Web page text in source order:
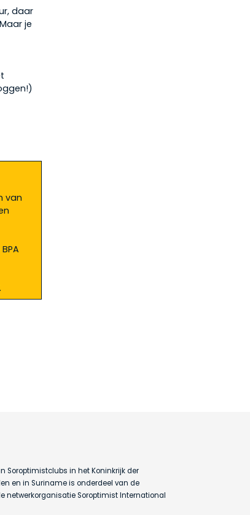
daar
je
van
Soroptimistclubs in het Koninkrijk der
en in Suriname is onderdeel van de
netwerkorganisatie Soroptimist International